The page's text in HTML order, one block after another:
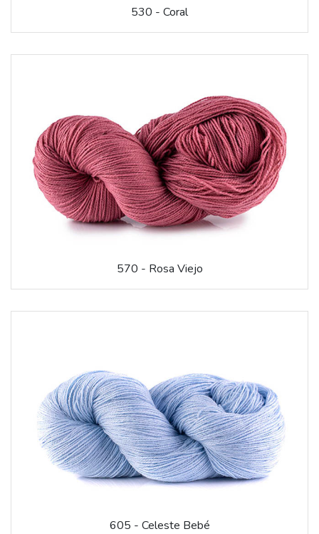
530 - Coral
570 - Rosa Viejo
605 - Celeste Bebé